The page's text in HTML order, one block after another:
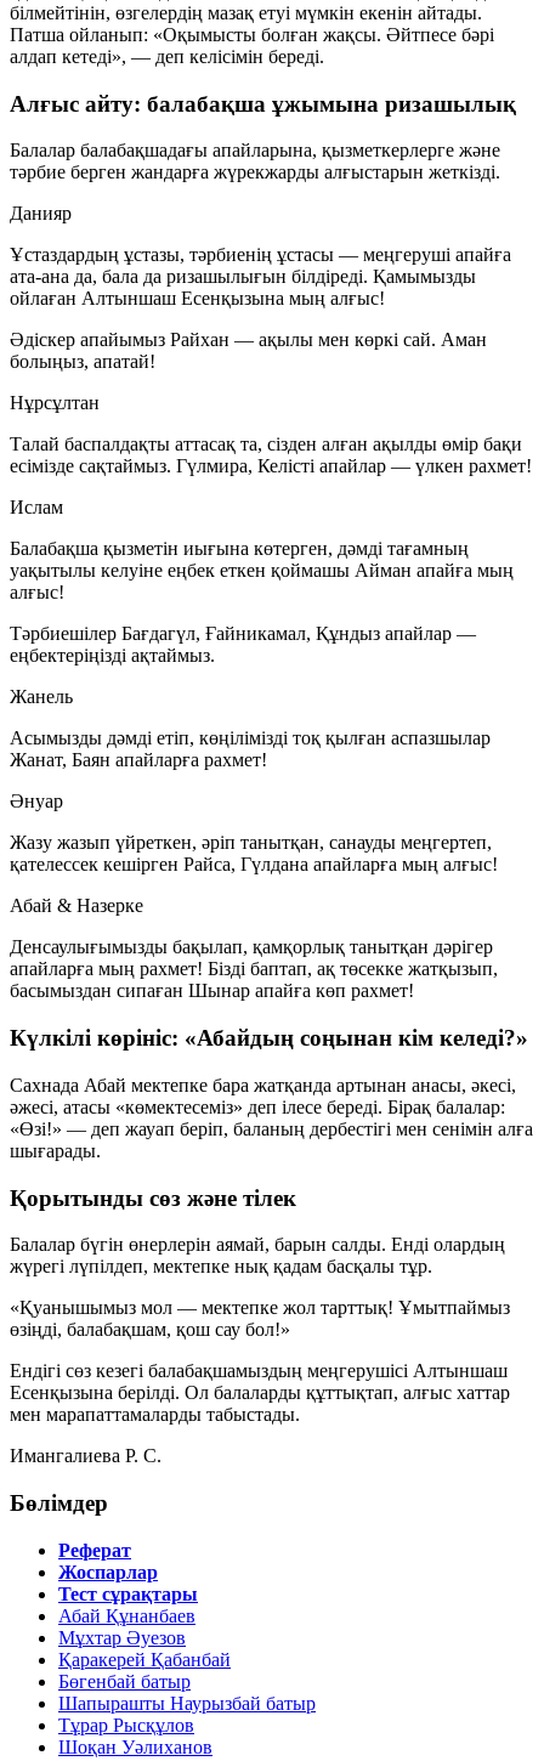
білмейтінін, өзгелердің мазақ етуі мүмкін екенін айтады.
Патша ойланып: «Оқымысты болған жақсы. Әйтпесе бәрі
алдап кетеді», — деп келісімін береді.
Алғыс айту: балабақша ұжымына ризашылық
Балалар балабақшадағы апайларына, қызметкерлерге және
тәрбие берген жандарға жүрекжарды алғыстарын жеткізді.
Данияр
Ұстаздардың ұстазы, тәрбиенің ұстасы — меңгеруші апайға
ата-ана да, бала да ризашылығын білдіреді. Қамымызды
ойлаған Алтыншаш Есенқызына мың алғыс!
Әдіскер апайымыз Райхан — ақылы мен көркі сай. Аман
болыңыз, апатай!
Нұрсұлтан
Талай баспалдақты аттасақ та, сізден алған ақылды өмір бақи
есімізде сақтаймыз. Гүлмира, Келісті апайлар — үлкен рахмет!
Ислам
Балабақша қызметін иығына көтерген, дәмді тағамның
уақытылы келуіне еңбек еткен қоймашы Айман апайға мың
алғыс!
Тәрбиешілер Бағдагүл, Ғайникамал, Құндыз апайлар —
еңбектеріңізді ақтаймыз.
Жанель
Асымызды дәмді етіп, көңілімізді тоқ қылған аспазшылар
Жанат, Баян апайларға рахмет!
Әнуар
Жазу жазып үйреткен, әріп танытқан, санауды меңгертеп,
қателессек кешірген Райса, Гүлдана апайларға мың алғыс!
Абай & Назерке
Денсаулығымызды бақылап, қамқорлық танытқан дәрігер
апайларға мың рахмет! Бізді баптап, ақ төсекке жатқызып,
басымыздан сипаған Шынар апайға көп рахмет!
Күлкілі көрініс: «Абайдың соңынан кім келеді?»
Сахнада Абай мектепке бара жатқанда артынан анасы, әкесі,
әжесі, атасы «көмектесеміз» деп ілесе береді. Бірақ балалар:
«Өзі!» — деп жауап беріп, баланың дербестігі мен сенімін алға
шығарады.
Қорытынды сөз және тілек
Балалар бүгін өнерлерін аямай, барын салды. Енді олардың
жүрегі лүпілдеп, мектепке нық қадам басқалы тұр.
«Қуанышымыз мол — мектепке жол тарттық! Ұмытпаймыз
өзіңді, балабақшам, қош сау бол!»
Ендігі сөз кезегі балабақшамыздың меңгерушісі Алтыншаш
Есенқызына берілді. Ол балаларды құттықтап, алғыс хаттар
мен марапаттамаларды табыстады.
Имангалиева Р. С.
Бөлімдер
Реферат
Жоспарлар
Тест сұрақтары
Абай Құнанбаев
Мұхтар Әуезов
Қаракерей Қабанбай
Бөгенбай батыр
Шапырашты Наурызбай батыр
Тұрар Рысқұлов
Шоқан Уәлиханов